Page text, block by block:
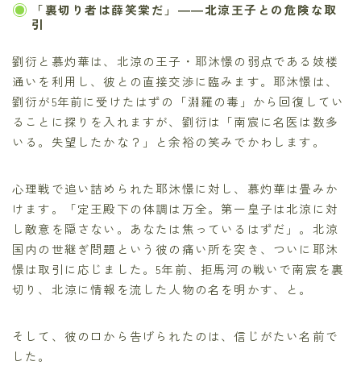
「裏切り者は薛笑棠だ」――北涼王子との危険な取
引
劉衍と慕灼華は、北涼の王子・耶沐憬の弱点である妓楼
通いを利用し、彼との直接交渉に臨みます。耶沐憬は、
劉衍が5年前に受けたはずの「淵羅の毒」から回復してい
ることに探りを入れますが、劉衍は「南宸に名医は数多
いる。失望したかな？」と余裕の笑みでかわします。
心理戦で追い詰められた耶沐憬に対し、慕灼華は畳みか
けます。「定王殿下の体調は万全。第一皇子は北涼に対
し敵意を隠さない。あなたは焦っているはずだ」。北涼
国内の世継ぎ問題という彼の痛い所を突き、ついに耶沐
憬は取引に応じました。5年前、拒馬河の戦いで南宸を裏
切り、北涼に情報を流した人物の名を明かす、と。
そして、彼の口から告げられたのは、信じがたい名前で
した。